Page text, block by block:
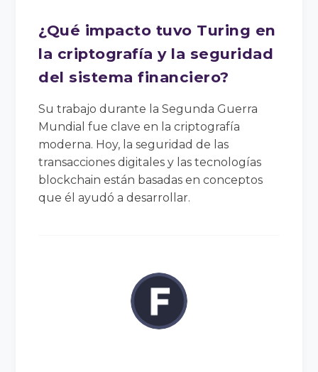
¿Qué impacto tuvo Turing en
la criptografía y la seguridad
del sistema financiero?
Su trabajo durante la Segunda Guerra
Mundial fue clave en la criptografía
moderna. Hoy, la seguridad de las
transacciones digitales y las tecnologías
blockchain están basadas en conceptos
que él ayudó a desarrollar.